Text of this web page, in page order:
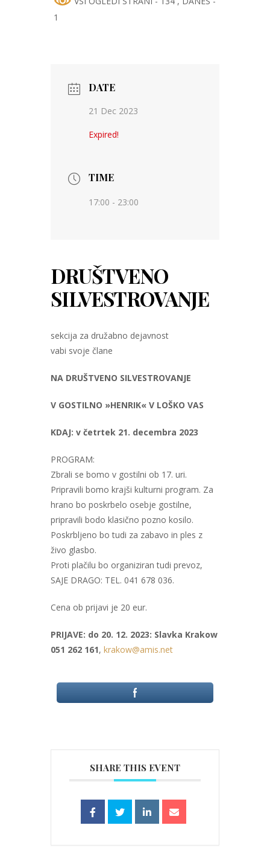
1
DATE
21 Dec 2023
Expired!
TIME
17:00 - 23:00
DRUŠTVENO
SILVESTROVANJE
sekcija za družabno dejavnost
vabi svoje člane
NA DRUŠTVENO SILVESTROVANJE
V GOSTILNO »HENRIK« V LOŠKO VAS
KDAJ: v četrtek 21. decembra 2023
PROGRAM:
Zbrali se bomo v gostilni ob 17. uri.
Pripravili bomo krajši kulturni program. Za
hrano bo poskrbelo osebje gostilne,
pripravili bodo klasično pozno kosilo.
Poskrbljeno bo tudi za zabavo in ples z
živo glasbo.
Proti plačilu bo organiziran tudi prevoz,
SAJE DRAGO: TEL. 041 678 036.
Cena ob prijavi je 20 eur.
PRIJAVE: do 20. 12. 2023: Slavka Krakow
051 262 161, krakow@amis.net
SHARE THIS EVENT